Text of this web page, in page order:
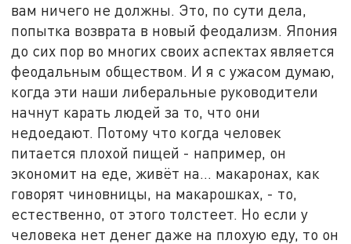
вам ничего не должны. Это, по сути дела,
попытка возврата в новый феодализм. Япония
до сих пор во многих своих аспектах является
феодальным обществом. И я с ужасом думаю,
когда эти наши либеральные руководители
начнут карать людей за то, что они
недоедают. Потому что когда человек
питается плохой пищей - например, он
экономит на еде, живёт на… макаронах, как
говорят чиновницы, на макарошках, - то,
естественно, от этого толстеет. Но если у
человека нет денег даже на плохую еду, то он